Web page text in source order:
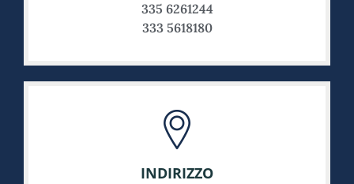
335 6261244
333 5618180
INDIRIZZO